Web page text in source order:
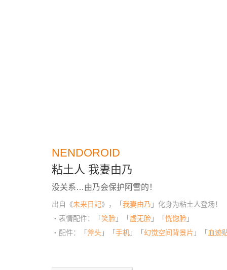
NENDOROID
粘土人 我妻由乃
没关系…由乃会保护阿雪的！
出自《未来日記》，「我妻由乃 」化身为粘土人登场！
・表情配件：「笑脸」「虚无脸」「恍惚脸」
・配件：「斧头」「手机」「幻觉空间背景片 」「血迹